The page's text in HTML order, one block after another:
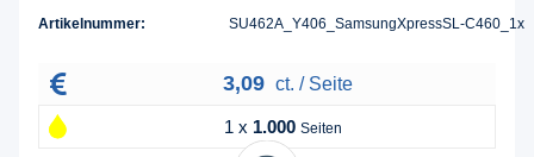
Artikelnummer: SU462A_Y406_SamsungXpressSL-C460_1x
3,09 ct. / Seite
1 x 1.000 Seiten